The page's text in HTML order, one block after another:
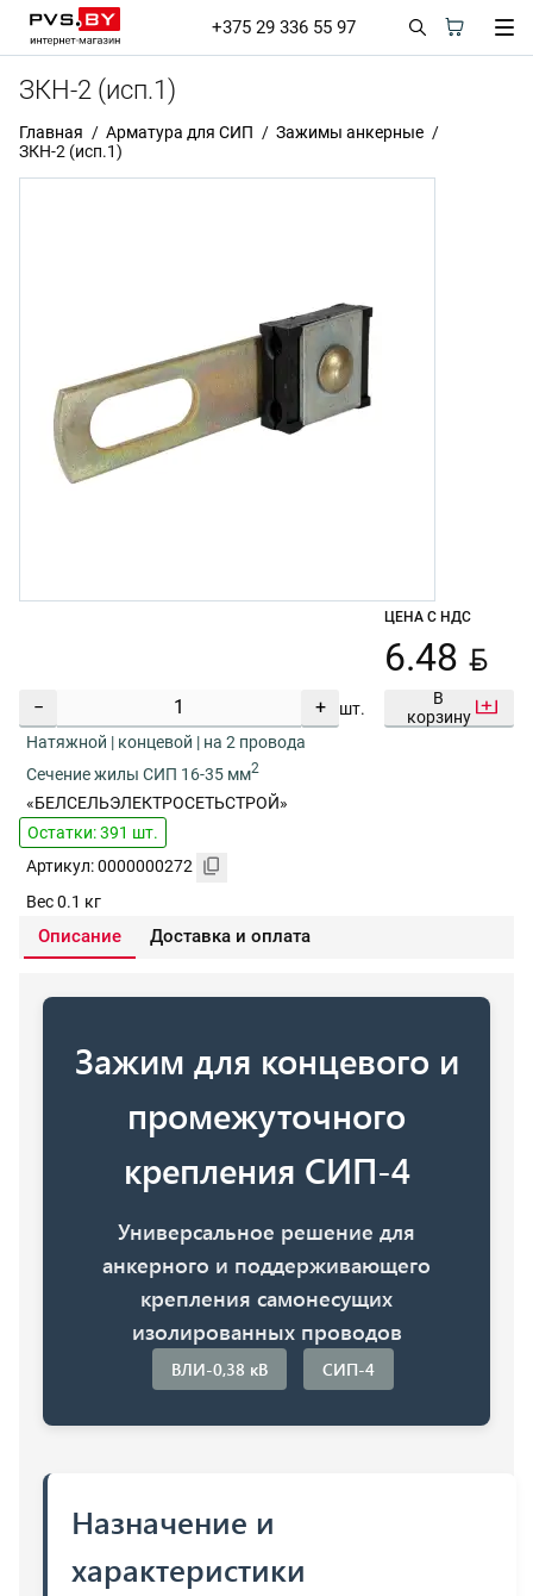
+375 29 336 55 97
ЗКН-2 (исп.1)
Главная Арматура для СИП
Зажимы анкерные
ЗКН-2 (исп.1)
− + шт.
ЦЕНА С НДС
6.48 BYN
В
корзину
Натяжной | концевой | на 2 провода
Сечение жилы СИП 16-35 мм2
«БЕЛСЕЛЬЭЛЕКТРОСЕТЬСТРОЙ»
Остатки: 391 шт.
Артикул: 0000000272
Вес 0.1 кг
Описание Доставка и оплата
Зажим для концевого и
промежуточного
крепления СИП-4
Универсальное решение для
анкерного и поддерживающего
крепления самонесущих
изолированных проводов
ВЛИ-0,38 кВ СИП-4
Назначение и
характеристики